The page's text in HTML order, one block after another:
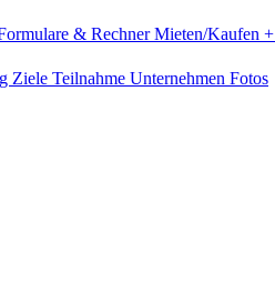
& RechnerMieten/Kaufen +
Ziele Teilnahme Unternehmen Fotos